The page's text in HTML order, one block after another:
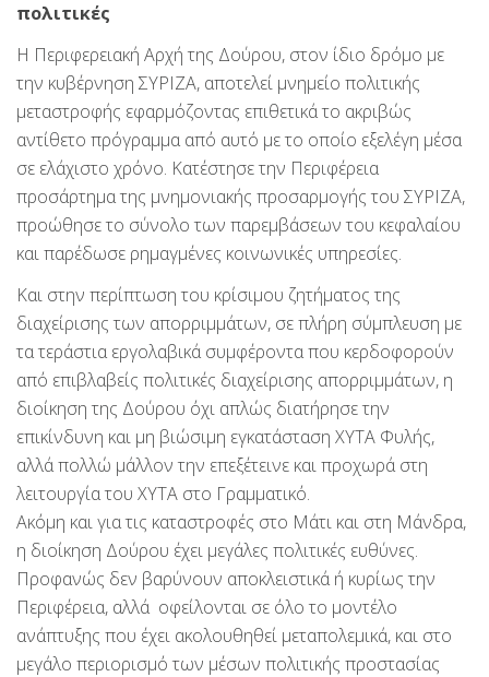
πολιτικές
Η Περιφερειακή Αρχή της Δούρου, στον ίδιο δρόμο με
την κυβέρνηση ΣΥΡΙΖΑ, αποτελεί μνημείο πολιτικής
μεταστροφής εφαρμόζοντας επιθετικά το ακριβώς
αντίθετο πρόγραμμα από αυτό με το οποίο εξελέγη μέσα
σε ελάχιστο χρόνο. Κατέστησε την Περιφέρεια
προσάρτημα της μνημονιακής προσαρμογής του ΣΥΡΙΖΑ,
προώθησε το σύνολο των παρεμβάσεων του κεφαλαίου
και παρέδωσε ρημαγμένες κοινωνικές υπηρεσίες.
Και στην περίπτωση του κρίσιμου ζητήματος της
διαχείρισης των απορριμμάτων, σε πλήρη σύμπλευση με
τα τεράστια εργολαβικά συμφέροντα που κερδοφορούν
από επιβλαβείς πολιτικές διαχείρισης απορριμμάτων, η
διοίκηση της Δούρου όχι απλώς διατήρησε την
επικίνδυνη και μη βιώσιμη εγκατάσταση ΧΥΤΑ Φυλής,
αλλά πολλώ μάλλον την επεξέτεινε και προχωρά στη
λειτουργία του ΧΥΤΑ στο Γραμματικό.
Ακόμη και για τις καταστροφές στο Μάτι και στη Μάνδρα,
η διοίκηση Δούρου έχει μεγάλες πολιτικές ευθύνες.
Προφανώς δεν βαρύνουν αποκλειστικά ή κυρίως την
Περιφέρεια, αλλά οφείλονται σε όλο το μοντέλο
ανάπτυξης που έχει ακολουθηθεί μεταπολεμικά, και στο
μεγάλο περιορισμό των μέσων πολιτικής προστασίας